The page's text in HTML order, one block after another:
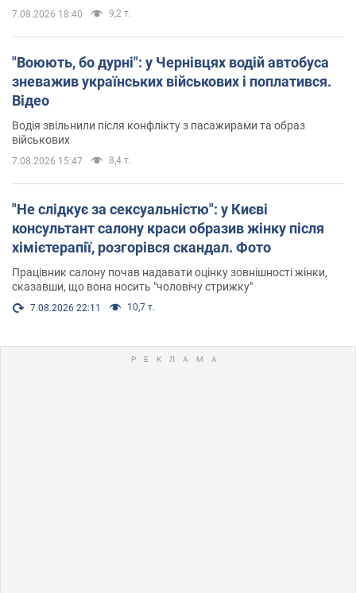
7.08.2026 18:40 9,2 т.
"Воюють, бо дурні": у Чернівцях водій автобуса
зневажив українських військових і поплатився.
Відео
Водія звільнили після конфлікту з пасажирами та образ
військових
7.08.2026 15:47 8,4 т.
"Не слідкує за сексуальністю": у Києві
консультант салону краси образив жінку після
хімієтерапії, розгорівся скандал. Фото
Працівник салону почав надавати оцінку зовнішності жінки,
сказавши, що вона носить "чоловічу стрижку"
7.08.2026 22:11 10,7 т.